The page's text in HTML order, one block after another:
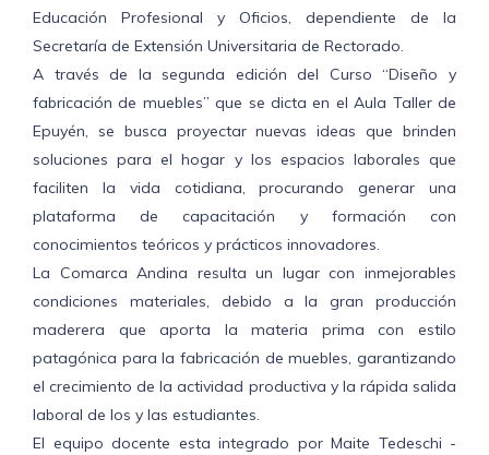
Educación Profesional y Oficios, dependiente de la
Secretaría de Extensión Universitaria de Rectorado.
A través de la segunda edición del Curso “Diseño y
fabricación de muebles” que se dicta en el Aula Taller de
Epuyén, se busca proyectar nuevas ideas que brinden
soluciones para el hogar y los espacios laborales que
faciliten la vida cotidiana, procurando generar una
plataforma de capacitación y formación con
conocimientos teóricos y prácticos innovadores.
La Comarca Andina resulta un lugar con inmejorables
condiciones materiales, debido a la gran producción
maderera que aporta la materia prima con estilo
patagónica para la fabricación de muebles, garantizando
el crecimiento de la actividad productiva y la rápida salida
laboral de los y las estudiantes.
El equipo docente esta integrado por Maite Tedeschi -